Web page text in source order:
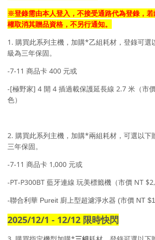
※登錄需由本人登入，不接受通路代為登錄，
權取消其贈品資格，不另行通知。
1. 購買此系列主機，加購*乙組耗材，登錄可選
級為三年保固。
-7-11 商品卡 400 元或
-[極野家] 4 開 4 插過載保護延長線 2.7 米（市
色）
2. 購買此系列主機，加購*兩組耗材，可選以下
三年保固。
-7-11 商品卡 1,000 元或
-PT-P300BT 藍牙連線 玩美標籤機（市價 NT
-聯合利華 Pureit 廚上型超濾淨水器 (市價 NT
2025/12/1 - 12/12 限時快閃